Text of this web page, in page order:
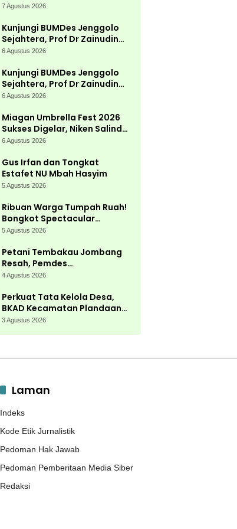
Cari Solusi Lewat Kajian
7 Agustus 2026
Kunjungi BUMDes Jenggolo
Sejahtera, Prof Dr Zainudin
Maliki: Kita Wujudkan
Potensi Desa
6 Agustus 2026
Kunjungi BUMDes Jenggolo
Sejahtera, Prof Dr Zainudin
Maliki: Kita Wujudkan
Potensi Desa
6 Agustus 2026
Miagan Umbrella Fest 2026
Sukses Digelar, Niken Salindry
Jadi Magnet Ribuan
6 Agustus 2026
Gus Irfan dan Tongkat
Estafet NU Mbah Hasyim
5 Agustus 2026
Ribuan Warga Tumpah Ruah!
Bongkot Spectacular
Carnival 2026 Jadi Pesta
Peterongan
5 Agustus 2026
Petani Tembakau Jombang
Resah, Pemdes
Tanjungwadung dan Disperta
4 Agustus 2026
Perkuat Tata Kelola Desa,
BKAD Kecamatan Plandaan
Gelar Pelatihan Aparatur
3 Agustus 2026
Laman
Indeks
Kode Etik Jurnalistik
Pedoman Hak Jawab
Pedoman Pemberitaan Media Siber
Redaksi